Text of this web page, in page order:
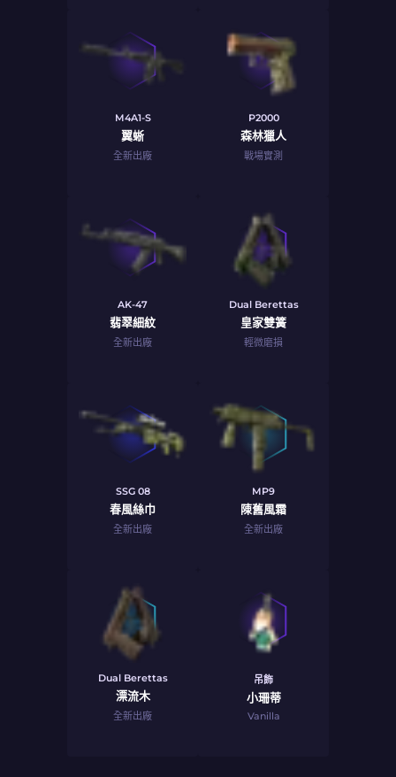
M4A1-S
翼蜥
全新出廠
P2000
森林獵人
戰場實測
AK-47
翡翠細紋
全新出廠
Dual Berettas
皇家雙簧
輕微磨損
SSG 08
春風絲巾
全新出廠
MP9
陳舊風霜
全新出廠
Dual Berettas
漂流木
全新出廠
吊飾
小珊蒂
Vanilla